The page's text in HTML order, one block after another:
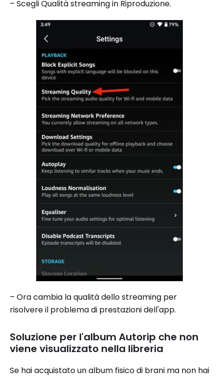
– Scegli Qualità streaming in Riproduzione.
– Ora cambia la qualità dello streaming per
risolvere il problema di prestazioni dell'app.
Soluzione per l'album Autorip che non
viene visualizzato nella libreria
Se hai acquistato un album fisico di brani ma non hai